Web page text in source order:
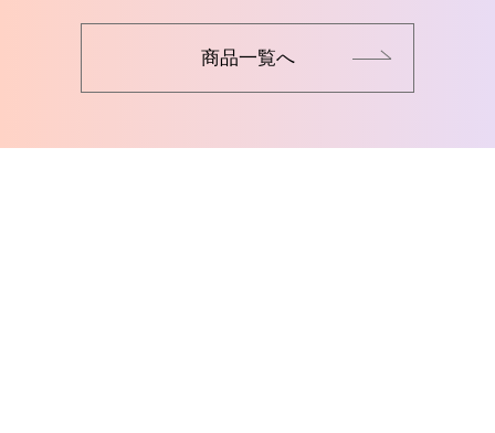
商品一覧へ